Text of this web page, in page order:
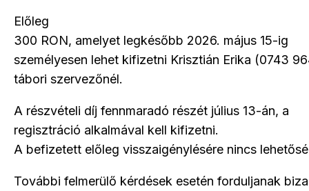
Előleg
300 RON, amelyet legkésőbb 2026. május 15-ig
személyesen lehet kifizetni Krisztián Erika (0743
tábori szervezőnél.
A részvételi díj fennmaradó részét július 13-án, a
regisztráció alkalmával kell kifizetni.
A befizetett előleg visszaigénylésére nincs
További felmerülő kérdések esetén forduljanak